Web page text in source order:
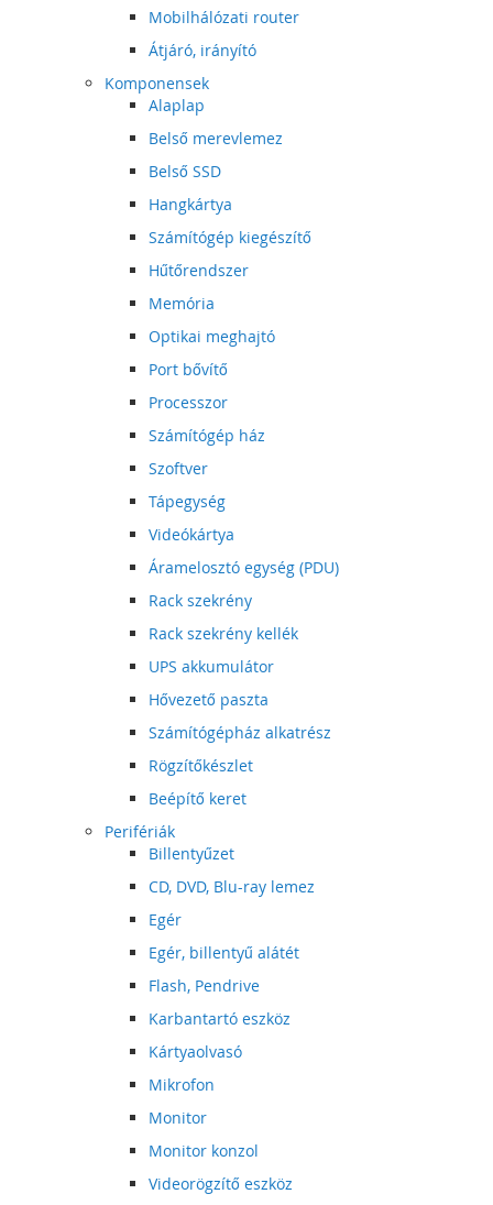
Mobilhálózati router
Átjáró, irányító
Komponensek
Alaplap
Belső merevlemez
Belső SSD
Hangkártya
Számítógép kiegészítő
Hűtőrendszer
Memória
Optikai meghajtó
Port bővítő
Processzor
Számítógép ház
Szoftver
Tápegység
Videókártya
Áramelosztó egység (PDU)
Rack szekrény
Rack szekrény kellék
UPS akkumulátor
Hővezető paszta
Számítógépház alkatrész
Rögzítőkészlet
Beépítő keret
Perifériák
Billentyűzet
CD, DVD, Blu-ray lemez
Egér
Egér, billentyű alátét
Flash, Pendrive
Karbantartó eszköz
Kártyaolvasó
Mikrofon
Monitor
Monitor konzol
Videorögzítő eszköz